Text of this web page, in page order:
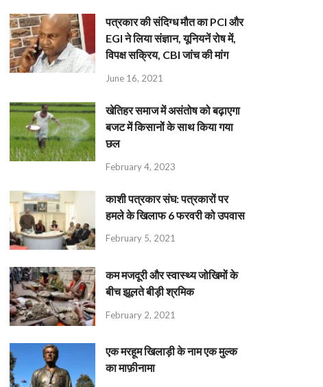
पत्रकार की संदिग्ध मौत का PCI और
EGI ने लिया संज्ञान, यूनियनें रोष में,
विपक्ष सक्रिय, CBI जांच की मांग
June 16, 2021
खेतिहर समाज में असंतोष को बढ़ाएगा
बजट में किसानों के साथ किया गया
छल
February 4, 2023
काशी पत्रकार संघ: पत्रकारों पर
हमले के खिलाफ 6 फरवरी को उपवास
February 5, 2021
कम मजदूरी और स्वास्थ्य जोखिमों के
बीच झूलते बीड़ी श्रमिक
February 2, 2021
एक मरहूम खिलाड़ी के नाम एक मुल्क
का माफ़ीनामा